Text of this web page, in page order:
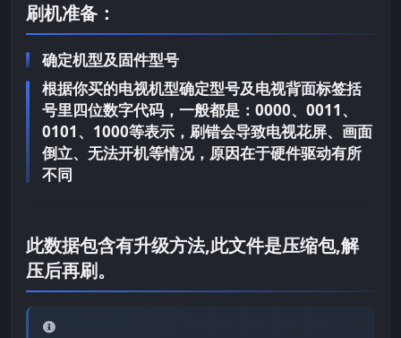
刷机准备：
确定机型及固件型号
根据你买的电视机型确定型号及电视背面标签括
号里四位数字代码，一般都是：0000、0011、
0101、1000等表示，刷错会导致电视花屏、画面
倒立、无法开机等情况，原因在于硬件驱动有所
不同
此数据包含有升级方法,此文件是压缩包,解
压后再刷。